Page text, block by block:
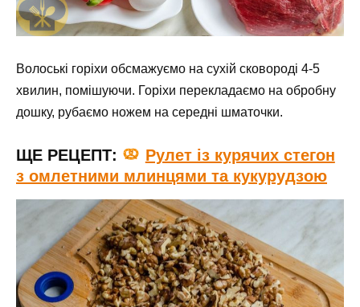
Волоські горіхи обсмажуємо на сухій сковороді 4-5
хвилин, помішуючи. Горіхи перекладаємо на обробну
дошку, рубаємо ножем на середні шматочки.
ЩЕ РЕЦЕПТ:
Рулет із курячих стегон
з омлетними млинцями та кукурудзою